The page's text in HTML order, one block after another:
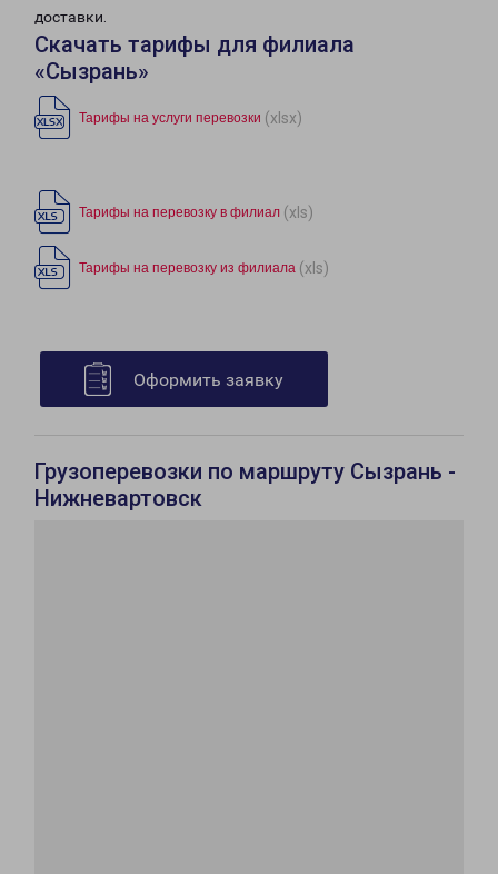
доставки.
Скачать тарифы для филиала
«Сызрань»
Тарифы на услуги перевозки (xlsx)
Тарифы на перевозку в филиал (xls)
Тарифы на перевозку из филиала (xls)
Оформить заявку
Грузоперевозки по маршруту Сызрань -
Нижневартовск